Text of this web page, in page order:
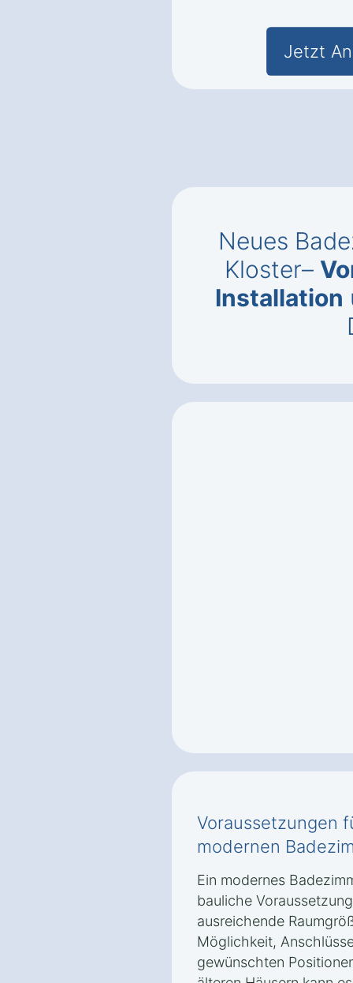
Jetzt
Neues
Kloster–
Installation
Voraussetzungen
modernen
Ein modernes
bauliche
ausreichende
Möglichkeit,
gewünschten